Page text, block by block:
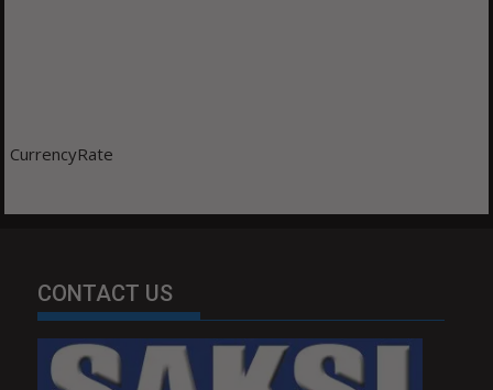
CurrencyRate
CONTACT US